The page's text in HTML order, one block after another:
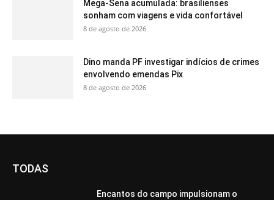
Mega-Sena acumulada: brasilienses
sonham com viagens e vida confortável
8 de agosto de 2026
Dino manda PF investigar indícios de crimes
envolvendo emendas Pix
8 de agosto de 2026
TODAS
Encantos do campo impulsionam o